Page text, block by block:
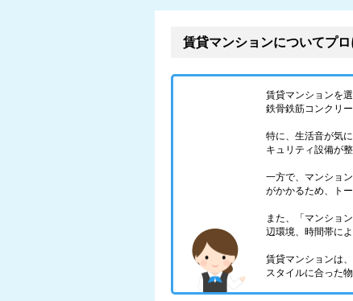
賃貸マンションについてプ
賃貸マンションを
鉄骨鉄筋コンクリ
特に、生活音が気
キュリティ設備が
一方で、マンショ
がかかるため、ト
また、「マンショ
辺環境、時間帯に
賃貸マンションは
スタイルに合った